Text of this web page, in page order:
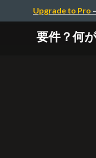
Upgrade to Pro
要件？何